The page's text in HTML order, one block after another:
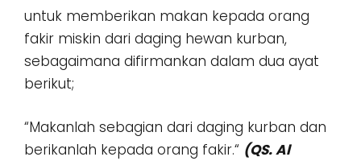
untuk memberikan makan kepada orang
fakir miskin dari daging hewan kurban,
sebagaimana difirmankan dalam dua ayat
berikut;
“Makanlah sebagian dari daging kurban dan
berikanlah kepada orang fakir.“ (QS. Al